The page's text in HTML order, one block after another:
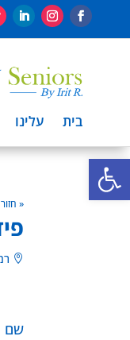
פתח סרגל נגישות
בית עלינו
« חזור

שם